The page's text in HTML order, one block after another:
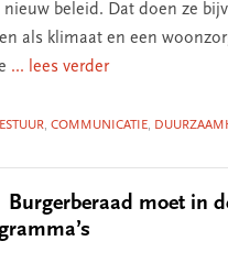
nieuw beleid. Dat doen ze
als klimaat en een
... lees verder
, COMMUNICATIE,
Burgerberaad moet in